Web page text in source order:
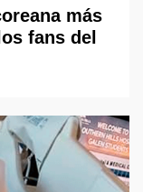
más
fans del